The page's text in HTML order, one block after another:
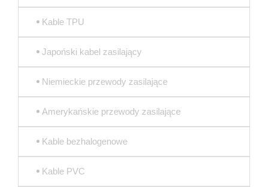
Kable TPU
Japoński kabel zasilający
Niemieckie przewody zasilające
Amerykańskie przewody zasilające
Kable bezhalogenowe
Kable PVC